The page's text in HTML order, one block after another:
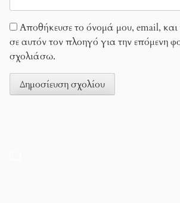
Αποθήκευσε το όνομά μου, email, και
σε αυτόν τον πλοηγό για την επόμενη
σχολιάσω.